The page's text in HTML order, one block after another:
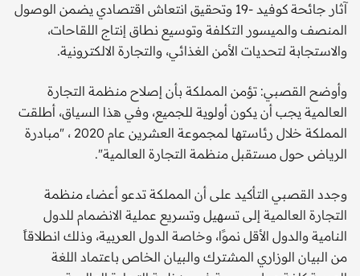
آثار جائحة كوفيد -19 وتحقيق انتعاش اقتصادي يضمن الوصول
المنصف والميسور التكلفة وتوسيع نطاق إنتاج اللقاحات،
والاستجابة لتحديات الأمن الغذائي، والتجارة الالكترونية.
وأوضح القصبي: تؤمن المملكة بأن إصلاح منظمة التجارة
العالمية يجب أن يكون أولوية للجميع، وفي هذا السياق، أطلقت
المملكة خلال رئاستها لمجموعة العشرين عام 2020 ، "مبادرة
الرياض حول مستقبل منظمة التجارة العالمية".
وجدد القصبي التأكيد على أن المملكة تدعو أعضاء منظمة
التجارة العالمية إلى تسهيل وتسريع عملية الانضمام للدول
النامية والدول الأقل نموًا، وخاصة الدول العربية، وذلك انطلاقاً
من البيان الوزاري المشترك والبيان الخاص باعتماد اللغة